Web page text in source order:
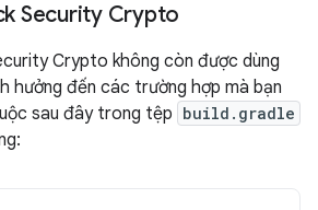
Security Crypto
Crypto không còn được dùng
hưởng đến các trường hợp mà bạn
sau đây trong tệp build.gradle